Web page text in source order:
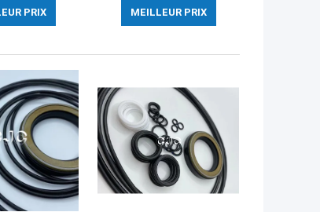
le matériel
3 NBR
PRIX
cylindre hydraulique des
biens 2590637
MEILLEUR PRIX